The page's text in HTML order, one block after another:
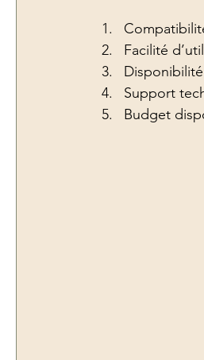
Facilité
Support
Budget